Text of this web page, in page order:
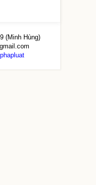
(Minh Hùng)